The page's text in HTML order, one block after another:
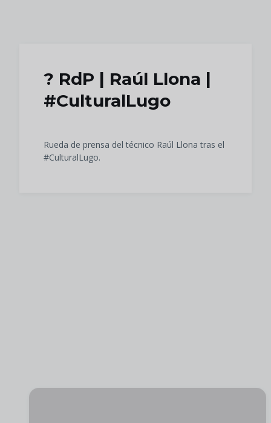
?️ RdP | Raúl Llona |
#CulturalLugo
Rueda de prensa del técnico Raúl Llona tras el
#CulturalLugo.